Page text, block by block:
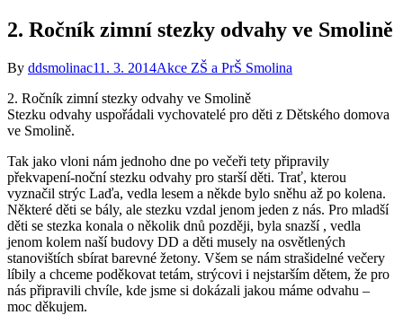
2. Ročník zimní stezky odvahy ve Smolině
By ddsmolinac11. 3. 2014Akce ZŠ a PrŠ Smolina
2. Ročník zimní stezky odvahy ve Smolině
Stezku odvahy uspořádali vychovatelé pro děti z Dětského domova
ve Smolině.
Tak jako vloni nám jednoho dne po večeři tety připravily
překvapení-noční stezku odvahy pro starší děti. Trať, kterou
vyznačil strýc Laďa, vedla lesem a někde bylo sněhu až po kolena.
Některé děti se bály, ale stezku vzdal jenom jeden z nás. Pro mladší
děti se stezka konala o několik dnů později, byla snazší , vedla
jenom kolem naší budovy DD a děti musely na osvětlených
stanovištích sbírat barevné žetony. Všem se nám strašidelné večery
líbily a chceme poděkovat tetám, strýcovi i nejstarším dětem, že pro
nás připravili chvíle, kde jsme si dokázali jakou máme odvahu –
moc děkujem.